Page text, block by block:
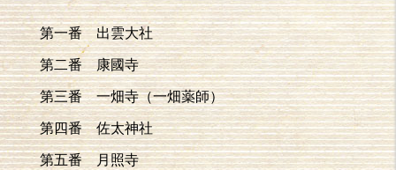
第一番 出雲大社
第二番 康國寺
第三番 一畑寺（一畑薬師）
第四番 佐太神社
第五番 月照寺